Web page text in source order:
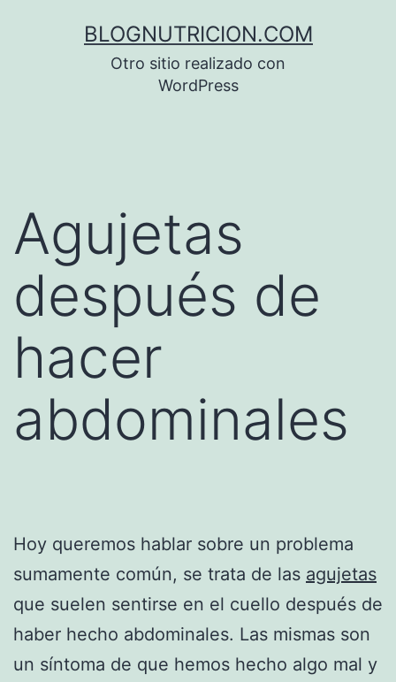
BLOGNUTRICION.COM
Otro sitio realizado con
WordPress
Agujetas
después de
hacer
abdominales
Hoy queremos hablar sobre un problema
sumamente común, se trata de las agujetas
que suelen sentirse en el cuello después de
haber hecho abdominales. Las mismas son
un síntoma de que hemos hecho algo mal y